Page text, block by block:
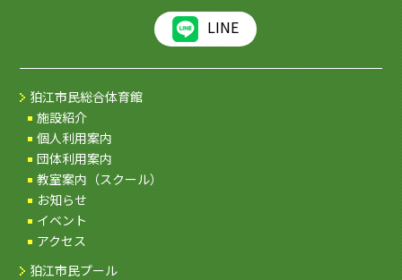
LINE
狛江市民総合体育館
施設紹介
個人利用案内
団体利用案内
教室案内（スクール）
お知らせ
イベント
アクセス
狛江市民プール